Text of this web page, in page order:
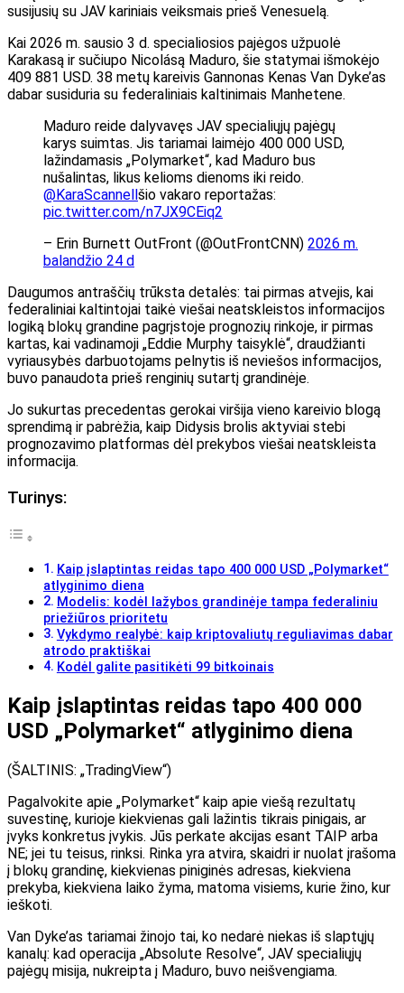
susijusių su JAV kariniais veiksmais prieš Venesuelą.
Kai 2026 m. sausio 3 d. specialiosios pajėgos užpuolė
Karakasą ir sučiupo Nicolásą Maduro, šie statymai išmokėjo
409 881 USD. 38 metų kareivis Gannonas Kenas Van Dyke’as
dabar susiduria su federaliniais kaltinimais Manhetene.
Maduro reide dalyvavęs JAV specialiųjų pajėgų
karys suimtas. Jis tariamai laimėjo 400 000 USD,
lažindamasis „Polymarket“, kad Maduro bus
nušalintas, likus kelioms dienoms iki reido.
@KaraScannellšio vakaro reportažas:
pic.twitter.com/n7JX9CEiq2
– Erin Burnett OutFront (@OutFrontCNN) 2026 m.
balandžio 24 d
Daugumos antraščių trūksta detalės: tai pirmas atvejis, kai
federaliniai kaltintojai taikė viešai neatskleistos informacijos
logiką blokų grandine pagrįstoje prognozių rinkoje, ir pirmas
kartas, kai vadinamoji „Eddie Murphy taisyklė“, draudžianti
vyriausybės darbuotojams pelnytis iš neviešos informacijos,
buvo panaudota prieš renginių sutartį grandinėje.
Jo sukurtas precedentas gerokai viršija vieno kareivio blogą
sprendimą ir pabrėžia, kaip Didysis brolis aktyviai stebi
prognozavimo platformas dėl prekybos viešai neatskleista
informacija.
Turinys:
Kaip įslaptintas reidas tapo 400 000 USD „Polymarket“
atlyginimo diena
Modelis: kodėl lažybos grandinėje tampa federaliniu
priežiūros prioritetu
Vykdymo realybė: kaip kriptovaliutų reguliavimas dabar
atrodo praktiškai
Kodėl galite pasitikėti 99 bitkoinais
Kaip įslaptintas reidas tapo 400 000
USD „Polymarket“ atlyginimo diena
(ŠALTINIS: „TradingView“)
Pagalvokite apie „Polymarket“ kaip apie viešą rezultatų
suvestinę, kurioje kiekvienas gali lažintis tikrais pinigais, ar
įvyks konkretus įvykis. Jūs perkate akcijas esant TAIP arba
NE; jei tu teisus, rinksi. Rinka yra atvira, skaidri ir nuolat įrašoma
į blokų grandinę, kiekvienas piniginės adresas, kiekviena
prekyba, kiekviena laiko žyma, matoma visiems, kurie žino, kur
ieškoti.
Van Dyke’as tariamai žinojo tai, ko nedarė niekas iš slaptųjų
kanalų: kad operacija „Absolute Resolve“, JAV specialiųjų
pajėgų misija, nukreipta į Maduro, buvo neišvengiama.